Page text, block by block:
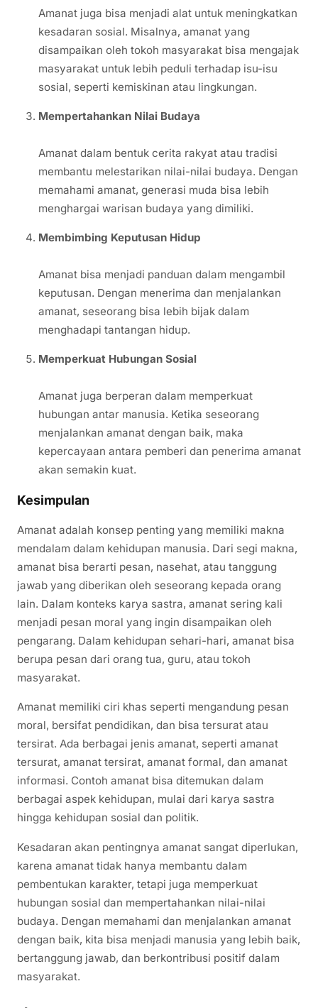
Amanat juga bisa menjadi alat untuk meningkatkan
kesadaran sosial. Misalnya, amanat yang
disampaikan oleh tokoh masyarakat bisa mengajak
masyarakat untuk lebih peduli terhadap isu-isu
sosial, seperti kemiskinan atau lingkungan.
Mempertahankan Nilai Budaya
Amanat dalam bentuk cerita rakyat atau tradisi
membantu melestarikan nilai-nilai budaya. Dengan
memahami amanat, generasi muda bisa lebih
menghargai warisan budaya yang dimiliki.
Membimbing Keputusan Hidup
Amanat bisa menjadi panduan dalam mengambil
keputusan. Dengan menerima dan menjalankan
amanat, seseorang bisa lebih bijak dalam
menghadapi tantangan hidup.
Memperkuat Hubungan Sosial
Amanat juga berperan dalam memperkuat
hubungan antar manusia. Ketika seseorang
menjalankan amanat dengan baik, maka
kepercayaan antara pemberi dan penerima amanat
akan semakin kuat.
Kesimpulan
Amanat adalah konsep penting yang memiliki makna
mendalam dalam kehidupan manusia. Dari segi makna,
amanat bisa berarti pesan, nasehat, atau tanggung
jawab yang diberikan oleh seseorang kepada orang
lain. Dalam konteks karya sastra, amanat sering kali
menjadi pesan moral yang ingin disampaikan oleh
pengarang. Dalam kehidupan sehari-hari, amanat bisa
berupa pesan dari orang tua, guru, atau tokoh
masyarakat.
Amanat memiliki ciri khas seperti mengandung pesan
moral, bersifat pendidikan, dan bisa tersurat atau
tersirat. Ada berbagai jenis amanat, seperti amanat
tersurat, amanat tersirat, amanat formal, dan amanat
informasi. Contoh amanat bisa ditemukan dalam
berbagai aspek kehidupan, mulai dari karya sastra
hingga kehidupan sosial dan politik.
Kesadaran akan pentingnya amanat sangat diperlukan,
karena amanat tidak hanya membantu dalam
pembentukan karakter, tetapi juga memperkuat
hubungan sosial dan mempertahankan nilai-nilai
budaya. Dengan memahami dan menjalankan amanat
dengan baik, kita bisa menjadi manusia yang lebih baik,
bertanggung jawab, dan berkontribusi positif dalam
masyarakat.